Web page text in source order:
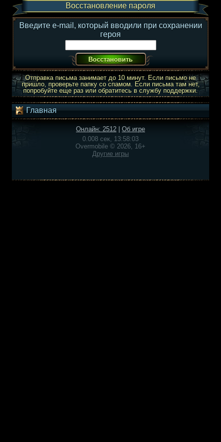
Восстановление пароля
Введите e-mail, который вводили при сохранении
героя
Отправка письма занимает до 10 минут. Если письмо не
пришло, проверьте папку со спамом. Если письма там нет,
попробуйте еще раз или обратитесь в службу поддержки.
Главная
Онлайн: 2512
Об игре
0.008 сек, 13:58:03
Overmobile © 2026, 16+
Другие игры